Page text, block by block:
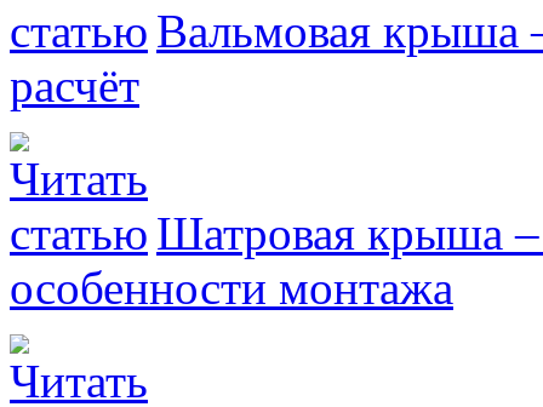
Вальмовая крыша
расчёт
Шатровая крыша –
особенности монтажа